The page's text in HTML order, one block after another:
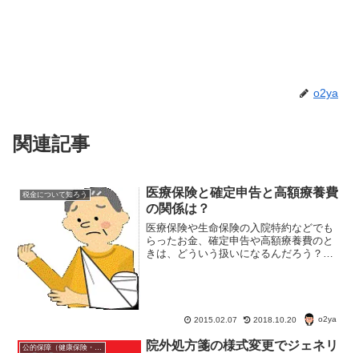
o2ya
関連記事
税金について知ろう
医療保険と確定申告と高額療養費
の関係は？
医療保険や生命保険の入院特約などでも
らったお金、確定申告や高額療養費のと
きは、どういう扱いになるんだろう？
2015.02.07 2018.10.20 o2ya
公的保障（健康保険・年金・雇用保険・生活保護・災害時の補償）
院外処方箋の様式変更でジェネリ